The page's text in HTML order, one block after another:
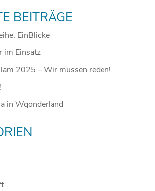
BEITRÄGE
EinBlicke
im Einsatz
2025 – Wir müssen reden!
in Wqonderland